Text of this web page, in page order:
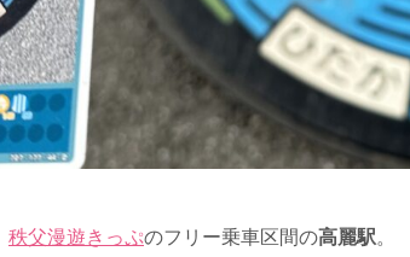
秩父漫遊きっぷのフリー乗車区間の高麗駅。